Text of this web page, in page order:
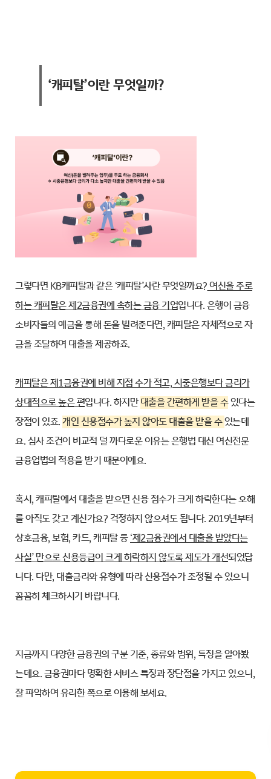
‘캐피탈’이란 무엇일까?
그렇다면 KB캐피탈과 같은 ‘캐피탈’사란 무엇일까요?여신을 주로
하는 캐피탈은 제2금융권에 속하는 금융 기업입니다. 은행이 금융
소비자들의 예금을 통해 돈을 빌려준다면, 캐피탈은 자체적으로 자
금을 조달하여 대출을 제공하죠.
캐피탈은 제1금융권에 비해 지점 수가 적고, 시중은행보다 금리가
상대적으로 높은 편입니다. 하지만대출을 간편하게 받을 수있다는
장점이 있죠.개인 신용점수가 높지 않아도 대출을 받을 수있는데
요. 심사 조건이 비교적 덜 까다로운 이유는 은행법 대신 여신전문
금융업법의 적용을 받기 때문이에요.
혹시, 캐피탈에서 대출을 받으면 신용 점수가 크게 하락한다는 오해
를 아직도 갖고 계신가요? 걱정하지 않으셔도 됩니다. 2019년부터
상호금융, 보험, 카드, 캐피탈 등‘제2금융권에서 대출을 받았다는
사실’ 만으로 신용등급이 크게 하락하지 않도록 제도가 개선되었답
니다. 다만, 대출금리와 유형에 따라 신용점수가 조정될 수 있으니
꼼꼼히 체크하시기 바랍니다.
지금까지 다양한 금융권의 구분 기준, 종류와 범위, 특징을 알아봤
는데요. 금융권마다 명확한 서비스 특징과 장단점을 가지고 있으니,
잘 파악하여 유리한 쪽으로 이용해 보세요.